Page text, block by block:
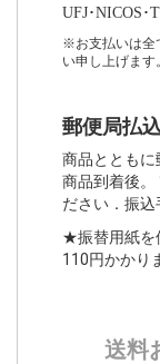
UFJ･NICOS･
※お支払いは全
い申し上げます
郵便局払
商品とともに
商品到着後。
ださい．振込
★振替用紙を
110円かかり
送料